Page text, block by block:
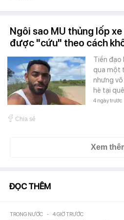
Ngôi sao MU thủng lốp
được "cứu" theo cách
Tiền đạo
qua một
nhưng
hè tại
4 ngày trước
Chia sẻ
Xem
ĐỌC THÊM
TRONG NƯỚC - 4 GIỜ TRƯỚC